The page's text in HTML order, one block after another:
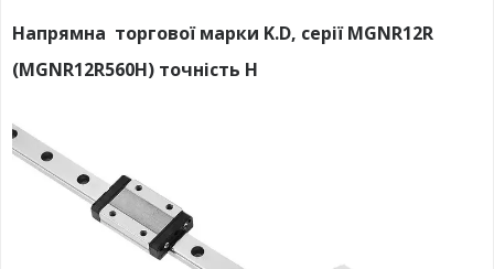
Напрямна торгової марки K.D, серії MGNR12R
(MGNR12R560H) точність H